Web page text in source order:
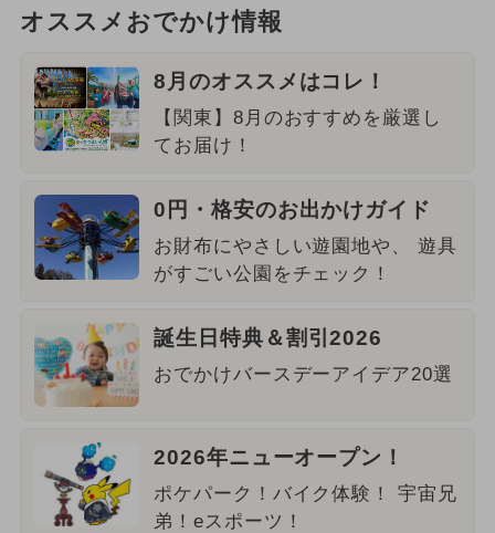
オススメおでかけ情報
8月のオススメはコレ！
【関東】8月のおすすめを厳選し
てお届け！
0円・格安のお出かけガイド
お財布にやさしい遊園地や、 遊具
がすごい公園をチェック！
誕生日特典＆割引2026
おでかけバースデーアイデア20選
2026年ニューオープン！
ポケパーク！バイク体験！ 宇宙兄
弟！eスポーツ！